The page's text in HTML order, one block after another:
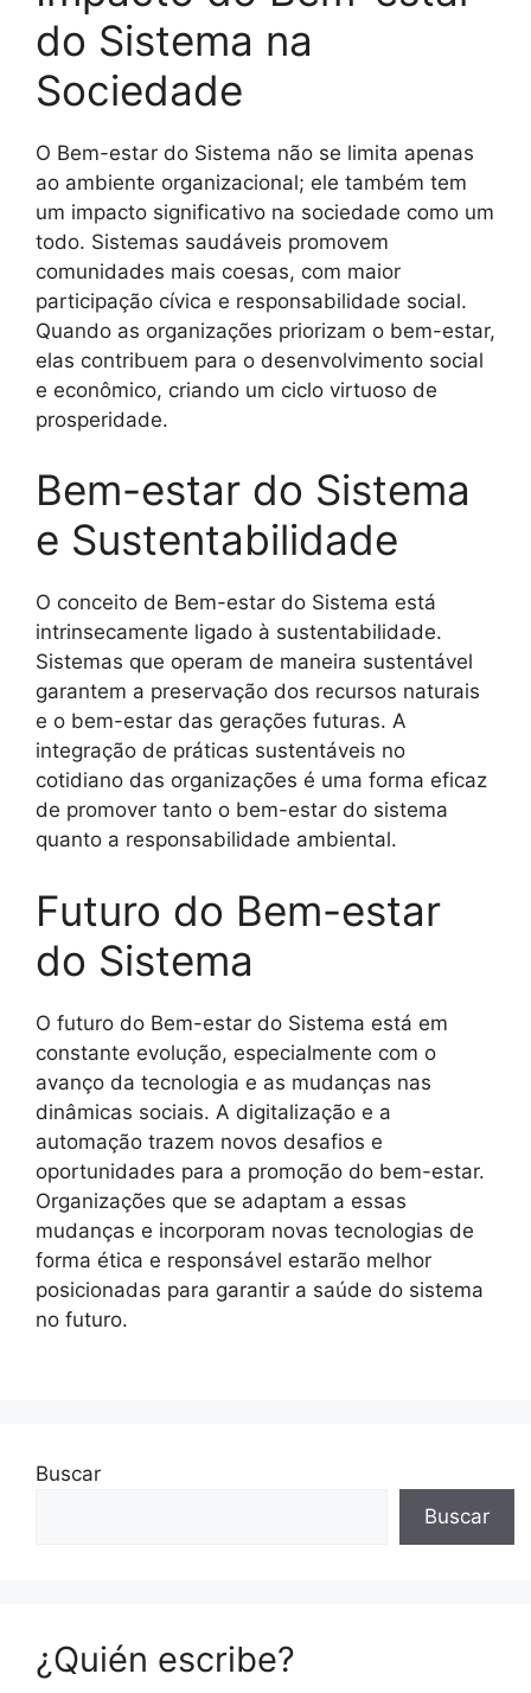
do Sistema na
Sociedade
O Bem-estar do Sistema não se limita apenas
ao ambiente organizacional; ele também tem
um impacto significativo na sociedade como um
todo. Sistemas saudáveis promovem
comunidades mais coesas, com maior
participação cívica e responsabilidade social.
Quando as organizações priorizam o bem-estar,
elas contribuem para o desenvolvimento social
e econômico, criando um ciclo virtuoso de
prosperidade.
Bem-estar do Sistema
e Sustentabilidade
O conceito de Bem-estar do Sistema está
intrinsecamente ligado à sustentabilidade.
Sistemas que operam de maneira sustentável
garantem a preservação dos recursos naturais
e o bem-estar das gerações futuras. A
integração de práticas sustentáveis no
cotidiano das organizações é uma forma eficaz
de promover tanto o bem-estar do sistema
quanto a responsabilidade ambiental.
Futuro do Bem-estar
do Sistema
O futuro do Bem-estar do Sistema está em
constante evolução, especialmente com o
avanço da tecnologia e as mudanças nas
dinâmicas sociais. A digitalização e a
automação trazem novos desafios e
oportunidades para a promoção do bem-estar.
Organizações que se adaptam a essas
mudanças e incorporam novas tecnologias de
forma ética e responsável estarão melhor
posicionadas para garantir a saúde do sistema
no futuro.
Buscar
Buscar
¿Quién escribe?